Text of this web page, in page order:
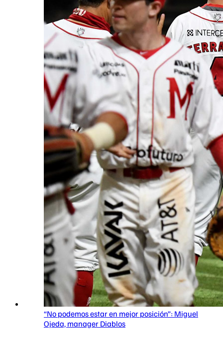
“No podemos estar en mejor posición”: Miguel
Ojeda, manager Diablos